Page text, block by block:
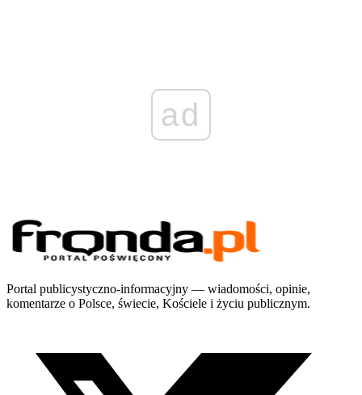
ad
Portal publicystyczno-informacyjny — wiadomości, opinie,
komentarze o Polsce, świecie, Kościele i życiu publicznym.